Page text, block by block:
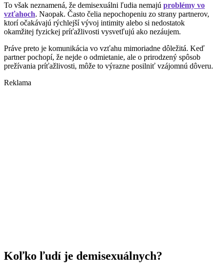
To však neznamená, že demisexuálni ľudia nemajú problémy vo
vzťahoch. Naopak. Často čelia nepochopeniu zo strany partnerov,
ktorí očakávajú rýchlejší vývoj intimity alebo si nedostatok
okamžitej fyzickej príťažlivosti vysvetľujú ako nezáujem.
Práve preto je komunikácia vo vzťahu mimoriadne dôležitá. Keď
partner pochopí, že nejde o odmietanie, ale o prirodzený spôsob
prežívania príťažlivosti, môže to výrazne posilniť vzájomnú dôveru.
Reklama
Koľko ľudí je demisexuálnych?